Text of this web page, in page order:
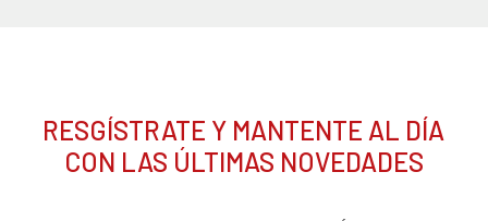
RESGÍSTRATE Y MANTENTE AL DÍA
CON LAS ÚLTIMAS NOVEDADES